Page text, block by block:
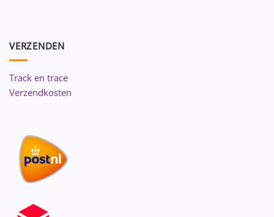
VERZENDEN
Track en trace
Verzendkosten